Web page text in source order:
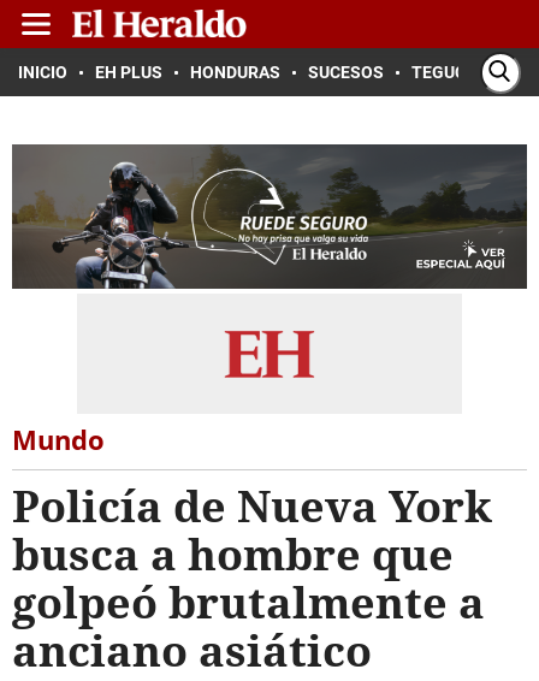
INICIO EH PLUS HONDURAS SUCESOS TEGUCIGALPA
Mundo
Policía de Nueva York
busca a hombre que
golpeó brutalmente a
anciano asiático